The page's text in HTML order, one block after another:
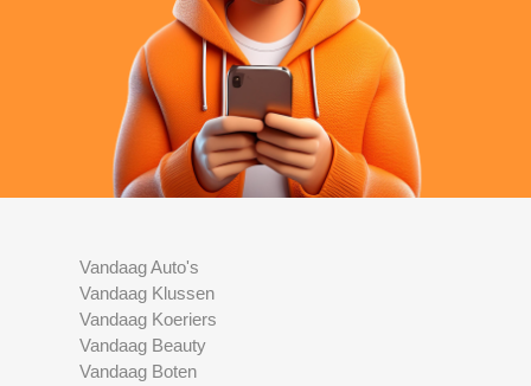
Vandaag Auto's
Vandaag Klussen
Vandaag Koeriers
Vandaag Beauty
Vandaag Boten